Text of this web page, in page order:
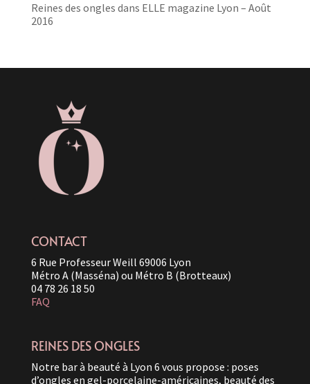
Reines des ongles dans ELLE magazine Lyon – Août
2016
CONTACT
6 Rue Professeur Weill 69006 Lyon
Métro A (Masséna) ou Métro B (Brotteaux)
04 78 26 18 50
FAQ
REINES DES ONGLES
Notre bar à beauté à Lyon 6 vous propose : poses
d’ongles en gel-porcelaine-américaines, beauté des